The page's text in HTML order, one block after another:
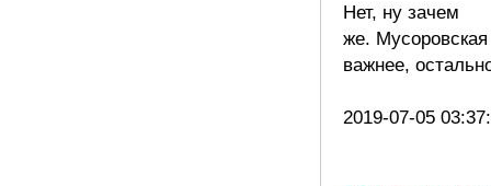
Нет, ну зачем
же. Мусоровская
важнее,
2019-07-05